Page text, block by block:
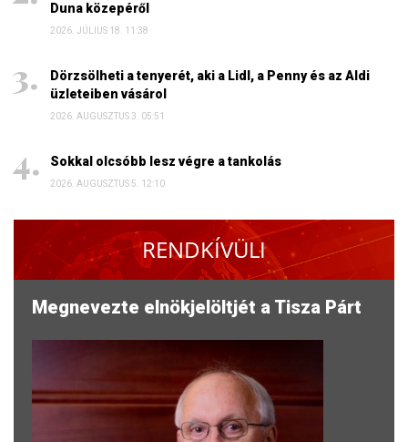
Duna közepéről
2026. JÚLIUS 18. 11:38
Dörzsölheti a tenyerét, aki a Lidl, a Penny és az Aldi
üzleteiben vásárol
2026. AUGUSZTUS 3. 05:51
Sokkal olcsóbb lesz végre a tankolás
2026. AUGUSZTUS 5. 12:10
RENDKÍVÜLI
Megnevezte elnökjelöltjét a Tisza Párt